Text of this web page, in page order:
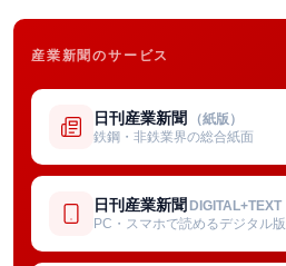
産業新聞のサービス
日刊産業新聞 （紙版）
鉄鋼・非鉄業界の総合紙面
日刊産業新聞 DIGITAL+TEXT
PC・スマホで読めるデジタル版